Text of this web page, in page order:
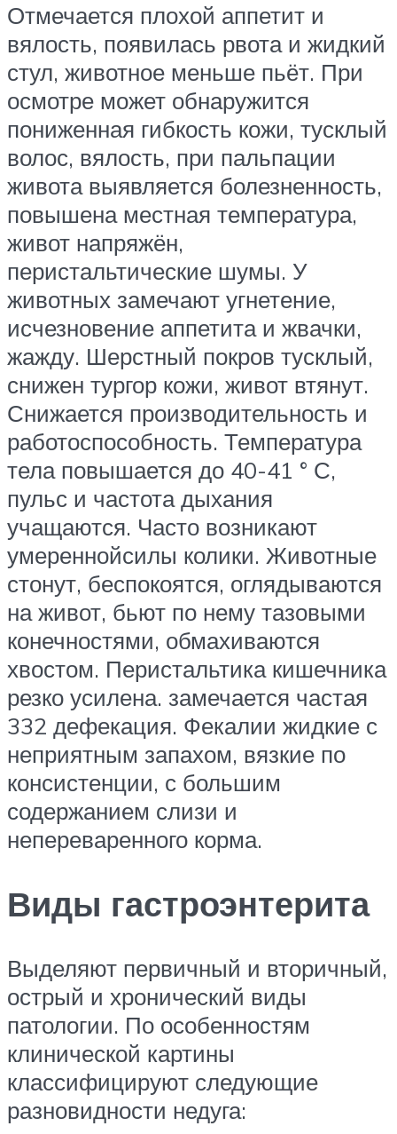
Отмечается плохой аппетит и
вялость, появилась рвота и жидкий
стул, животное меньше пьёт. При
осмотре может обнаружится
пониженная гибкость кожи, тусклый
волос, вялость, при пальпации
живота выявляется болезненность,
повышена местная температура,
живот напряжён,
перистальтические шумы. У
животных замечают угнетение,
исчезновение аппетита и жвачки,
жажду. Шерстный покров тусклый,
снижен тургор кожи, живот втянут.
Снижается производительность и
работоспособность. Температура
тела повышается до 40-41 ° С,
пульс и частота дыхания
учащаются. Часто возникают
умереннойсилы колики. Животные
стонут, беспокоятся, оглядываются
на живот, бьют по нему тазовыми
конечностями, обмахиваются
хвостом. Перистальтика кишечника
резко усилена. замечается частая
332 дефекация. Фекалии жидкие с
неприятным запахом, вязкие по
консистенции, с большим
содержанием слизи и
непереваренного корма.
Виды гастроэнтерита
Выделяют первичный и вторичный,
острый и хронический виды
патологии. По особенностям
клинической картины
классифицируют следующие
разновидности недуга: